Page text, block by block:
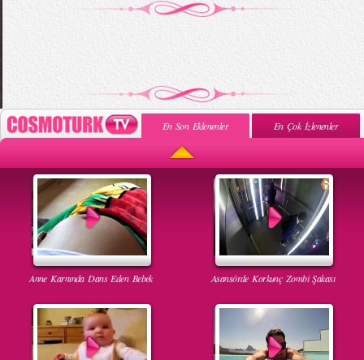
En Son Eklenenler En Çok İzlenenler
Anne Karnında Dans Eden Bebek Asansörde Korkunç Zombi Şakası